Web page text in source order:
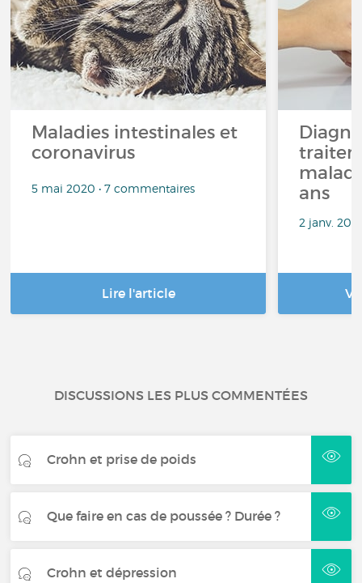
Maladies intestinales et
coronavirus
5 mai 2020 • 7 commentaires
Lire l'article
ans
2 janv.
DISCUSSIONS LES PLUS COMMENTÉES
Crohn et prise de poids
Que faire en cas de poussée ? Durée ?
Crohn et dépression